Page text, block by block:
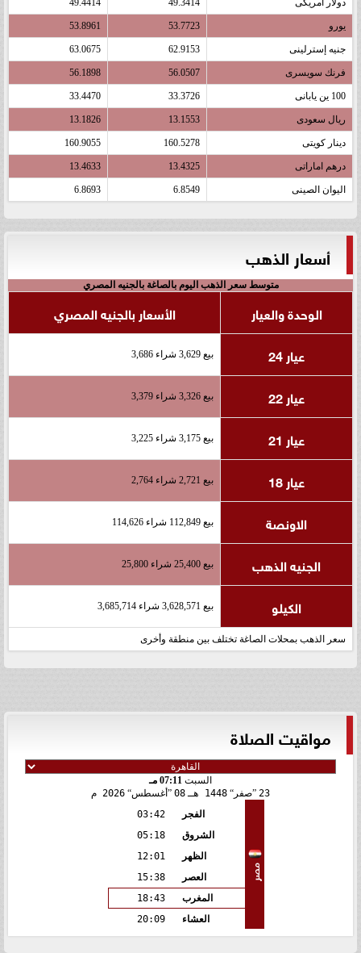
يورو 53.7723
53.8961
جنيه إسترلينى 62.9153
63.0675
فرنك سويسرى 56.0507
56.1898
100 ين يابانى 33.3726
33.4470
ريال سعودى 13.1553
13.1826
دينار كويتى 160.5278
160.9055
درهم اماراتى 13.4325
13.4633
اليوان الصينى 6.8549
6.8693
أسعار الذهب
متوسط سعر الذهب اليوم بالصاغة بالجنيه المصري
الوحدة والعيار
الأسعار بالجنيه المصري
عيار 24
بيع 3,629 شراء 3,686
عيار 22 بيع 3,326 شراء 3,379
عيار 21 بيع 3,175 شراء 3,225
عيار 18 بيع 2,721 شراء 2,764
الاونصة بيع 112,849 شراء 114,626
الجنيه الذهب بيع 25,400 شراء 25,800
الكيلو بيع 3,628,571 شراء 3,685,714
سعر الذهب بمحلات الصاغة تختلف بين منطقة وأخرى
مواقيت الصلاة
السبت 07:11 مـ
23
صفر 1448 هـ 08 أغسطس 2026 م
مصر
الفجر
03:42
الشروق
05:18
الظهر
12:01
العصر
15:38
المغرب
18:43
العشاء
20:09